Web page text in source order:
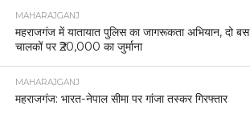
MAHARAJGANJ
महराजगंज में यातायात पुलिस का जागरूकता अभियान, दो बस
चालकों पर ₹20,000 का जुर्माना
MAHARAJGANJ
महराजगंज: भारत-नेपाल सीमा पर गांजा तस्कर गिरफ्तार